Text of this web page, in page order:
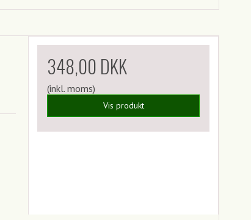
348,00 DKK
(inkl. moms)
Vis produkt